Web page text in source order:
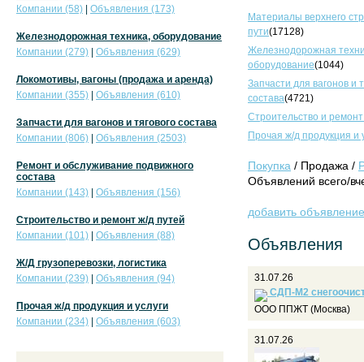
Материалы верхнего
пути(17128)
Железнодорожная
оборудование(1044)
Запчасти для вагонов и
состава(4721)
Строительство и
Прочая ж/д продукция и
Покупка / Продажа /
Объявлений всего/
добавить объявление
Объявления
31.07.26
СДП-М2
ООО ППЖТ (Москва)
31.07.26
Компании (58)
Объявления (173)
Железнодорожная техника, оборудование
Компании (279)
Объявления (629)
Локомотивы, вагоны (продажа и аренда)
Компании (355)
Объявления (610)
Запчасти для вагонов и тягового состава
Компании (806)
Объявления (2503)
Ремонт и обслуживание подвижного
состава
Компании (143)
Объявления (156)
Строительство и ремонт ж/д путей
Компании (101)
Объявления (88)
Ж/Д грузоперевозки, логистика
Компании (239)
Объявления (94)
Прочая ж/д продукция и услуги
Компании (234)
Объявления (603)